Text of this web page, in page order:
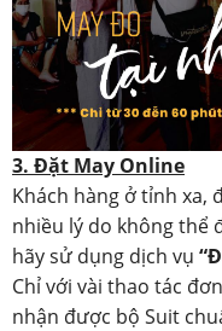
3. Đặt May Online
Khách hàng ở tỉnh xa,
nhiều lý do không thể
hãy sử dụng dịch vụ
Chỉ với vài thao tác
nhận được bộ Suit